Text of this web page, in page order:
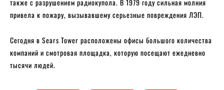
также с разрушением радиокупола. В 1979 году сильная молния
привела к пожару, вызывавшему серьезные повреждения ЛЭП.
Сегодня в Sears Tower расположены офисы большого количества
компаний и смотровая площадка, которую посещают ежедневно
тысячи людей.